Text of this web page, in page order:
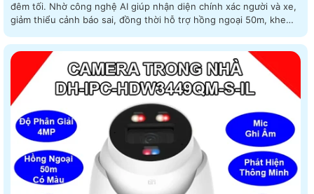
đêm tối. Nhờ công nghệ AI giúp nhận diện chính xác người và xe,
giảm thiểu cảnh báo sai, đồng thời hỗ trợ hồng ngoại 50m, khe
PoE tiện lợi